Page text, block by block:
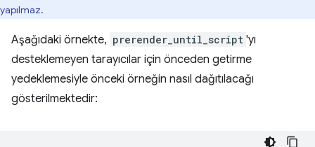
yapılmaz.
Aşağıdaki örnekte, prerender_until_script 'yı
desteklemeyen tarayıcılar için önceden getirme
yedeklemesiyle önceki örneğin nasıl dağıtılacağı
gösterilmektedir: